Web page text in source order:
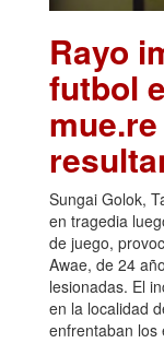
Rayo
futbol
Sungai Golok,
en tragedia
de juego,
Awae, de 24
lesionadas. El
en la localidad
enfrentaban